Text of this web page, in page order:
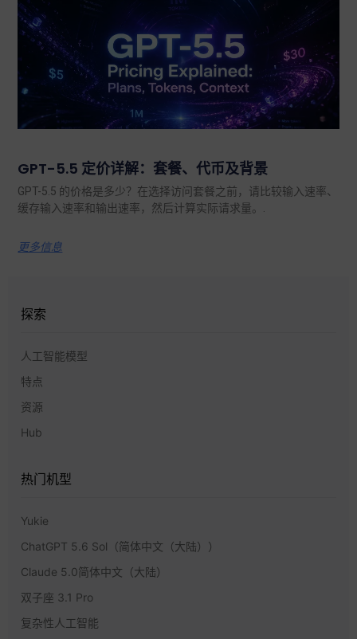
GPT-5.5 定价详解：套餐、代币及背景
GPT-5.5 的价格是多少？在选择访问套餐之前，请比较输入速率、
缓存输入速率和输出速率，然后计算实际请求量。.
更多信息
探索
人工智能模型
特点
资源
Hub
热门机型
Yukie
ChatGPT 5.6 Sol（简体中文（大陆））
Claude 5.0简体中文（大陆）
双子座 3.1 Pro
复杂性人工智能